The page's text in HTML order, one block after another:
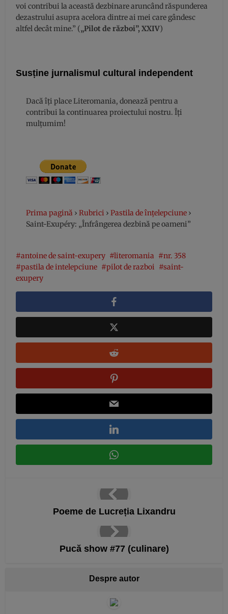
voi contribui la această dezbinare aruncând răspunderea
dezastrului asupra acelora dintre ai mei care gândesc
altfel decât mine.” („Pilot de război”, XXIV)
Susține jurnalismul cultural independent
Dacă îți place Literomania, donează pentru a
contribui la continuarea proiectului nostru. Îți
mulțumim!
Prima pagină › Rubrici › Pastila de înțelepciune ›
Saint-Exupéry: „Înfrângerea dezbină pe oameni”
antoine de saint-exupery literomania
nr. 358
pastila de intelepciune
pilot de razboi
saint-
exupery
Poeme de Lucreția Lixandru
Pucă show #77 (culinare)
Despre autor